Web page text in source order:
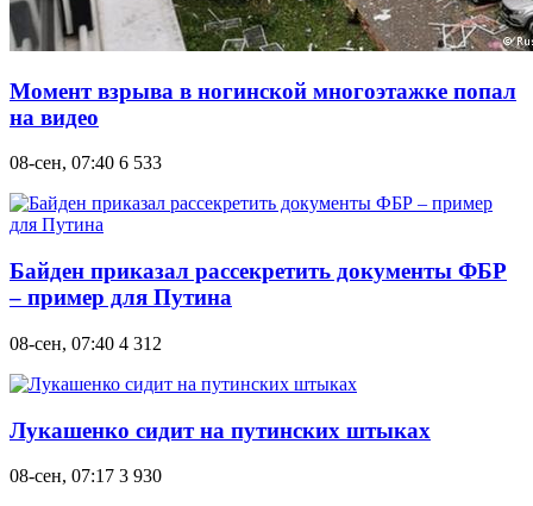
Момент взрыва в ногинской многоэтажке попал
на видео
08-сен, 07:40 6 533
Байден приказал рассекретить документы ФБР
– пример для Путина
08-сен, 07:40 4 312
Лукашенко сидит на путинских штыках
08-сен, 07:17 3 930